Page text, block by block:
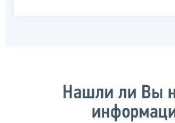
Нашли ли Вы